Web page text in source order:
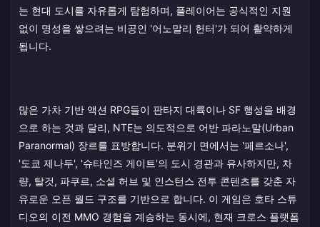
는 현대 도시를 자유롭게 탐험하며, 플레이어는 공식적인 지원
없이 명성을 쌓으려는 비공인 '어노말리 헌터'가 되어 활약하게
됩니다.
많은 가차 기반 액션 RPG들이 판타지 대륙이나 SF 행성을 배경
으로 하는 것과 달리, NTE는 의도적으로 어반 파라노말(Urban
Paranormal) 장르를 표방합니다. 분위기 면에서는 '페르소나',
'도쿄 제나두', '슈타인즈 게이트'의 도시 경관과 유사하지만, 차
량, 탈것, 파쿠르, 소셜 허브 및 인스턴스 전투 콘텐츠를 갖춘 자
유로운 오픈 월드 구조를 기반으로 합니다. 이 게임은 호타 스튜
디오의 이전 MMO 경험을 계승하는 동시에, 현재 크로스 플랫폼